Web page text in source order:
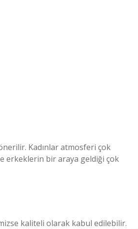
Kadınlar atmosferi çok
erkeklerin bir araya geldiği çok
kaliteli olarak kabul edilebilir.